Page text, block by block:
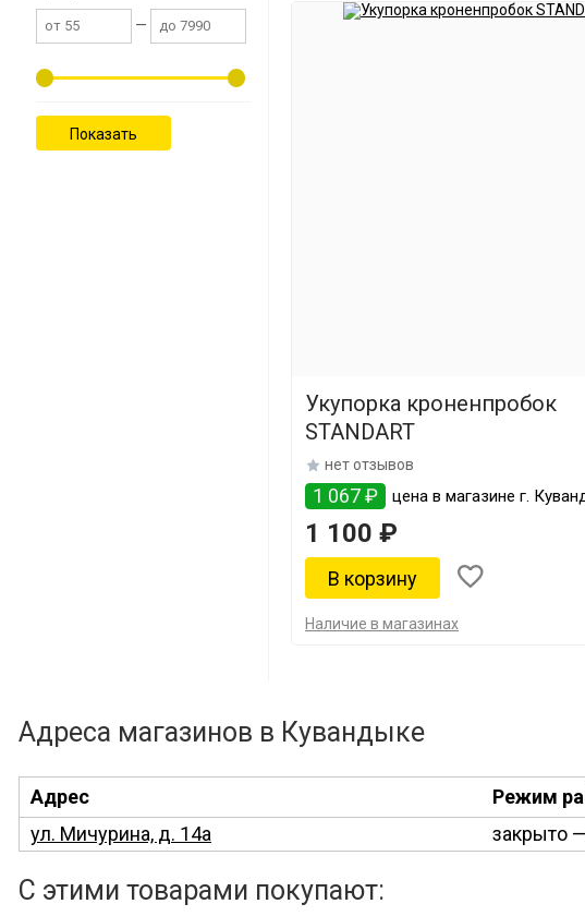
—
Укупорка кроненпробок
STANDART
нет отзывов
1 067 ₽ цена в магазине г.
1 100 ₽
Наличие в магазинах
Адреса магазинов в Кувандыке
Адрес Режим
ул. Мичурина, д. 14а
закрыто
С этими товарами покупают: